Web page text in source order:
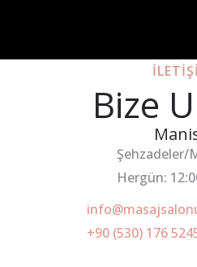
Bize
Şehzadeler/
Hergün:
+90 (530) 176